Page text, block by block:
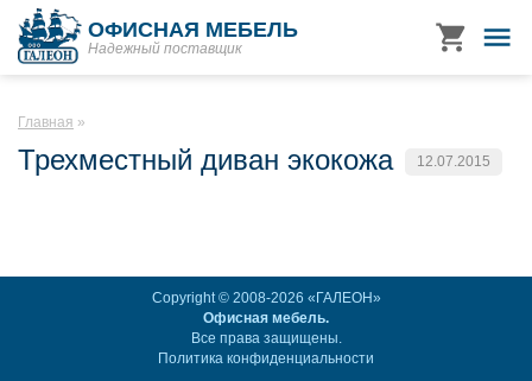
ОФИСНАЯ МЕБЕЛЬ
Надежный поставщик
Главная
Трехместный диван экокожа 12.07.2015
Copyright © 2008-2026 «ГАЛЕОН»
Офисная мебель.
Все права защищены.
Политика конфиденциальности